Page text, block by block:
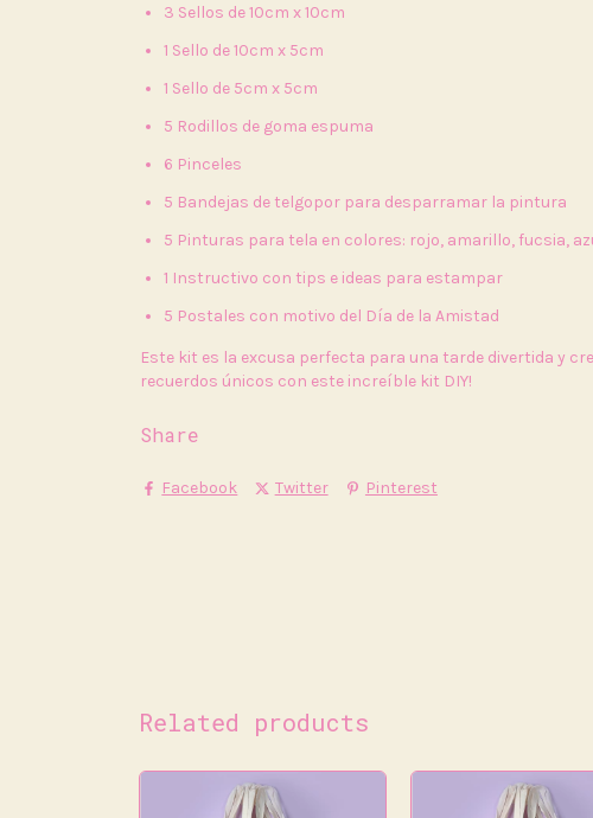
3 Sellos de 10cm x 10cm
1 Sello de 10cm x 5cm
1 Sello de 5cm x 5cm
5 Rodillos de goma espuma
6 Pinceles
5 Bandejas de telgopor para desparramar la pintura
5 Pinturas para tela en colores: rojo, amarillo, fucsia,
1 Instructivo con tips e ideas para estampar
5 Postales con motivo del Día de la Amistad
Este kit es la excusa perfecta para una tarde divertida y
recuerdos únicos con este increíble kit DIY!
Share
Facebook Twitter Pinterest
Related products